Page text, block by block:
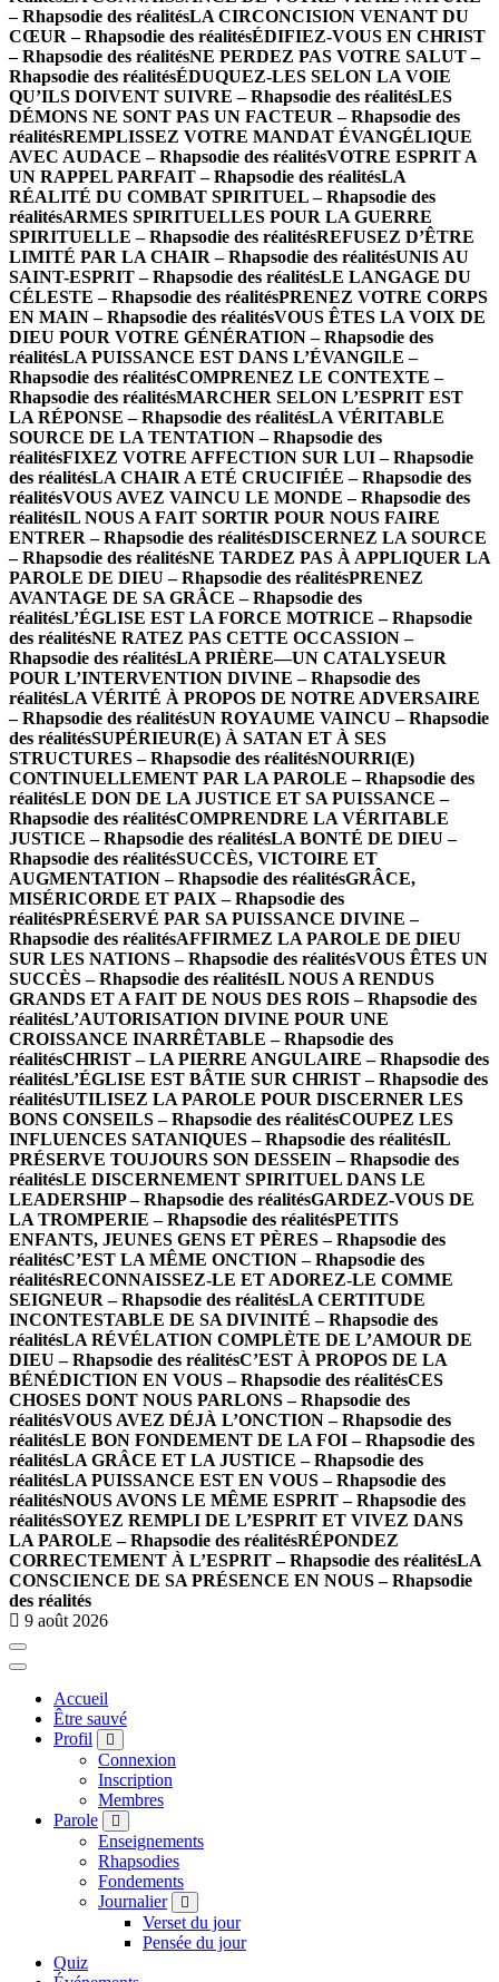
– Rhapsodie des réalitésLA CIRCONCISION VENANT DU
CŒUR – Rhapsodie des réalitésÉDIFIEZ-VOUS EN CHRIST
– Rhapsodie des réalitésNE PERDEZ PAS VOTRE SALUT –
Rhapsodie des réalitésÉDUQUEZ-LES SELON LA VOIE
QU’ILS DOIVENT SUIVRE – Rhapsodie des réalitésLES
DÉMONS NE SONT PAS UN FACTEUR – Rhapsodie des
réalitésREMPLISSEZ VOTRE MANDAT ÉVANGÉLIQUE
AVEC AUDACE – Rhapsodie des réalitésVOTRE ESPRIT A
UN RAPPEL PARFAIT – Rhapsodie des réalitésLA
RÉALITÉ DU COMBAT SPIRITUEL – Rhapsodie des
réalitésARMES SPIRITUELLES POUR LA GUERRE
SPIRITUELLE – Rhapsodie des réalitésREFUSEZ D’ÊTRE
LIMITÉ PAR LA CHAIR – Rhapsodie des réalitésUNIS AU
SAINT-ESPRIT – Rhapsodie des réalitésLE LANGAGE DU
CÉLESTE – Rhapsodie des réalitésPRENEZ VOTRE CORPS
EN MAIN – Rhapsodie des réalitésVOUS ÊTES LA VOIX DE
DIEU POUR VOTRE GÉNÉRATION – Rhapsodie des
réalitésLA PUISSANCE EST DANS L’ÉVANGILE –
Rhapsodie des réalitésCOMPRENEZ LE CONTEXTE –
Rhapsodie des réalitésMARCHER SELON L’ESPRIT EST
LA RÉPONSE – Rhapsodie des réalitésLA VÉRITABLE
SOURCE DE LA TENTATION – Rhapsodie des
réalitésFIXEZ VOTRE AFFECTION SUR LUI – Rhapsodie
des réalitésLA CHAIR A ETÉ CRUCIFIÉE – Rhapsodie des
réalitésVOUS AVEZ VAINCU LE MONDE – Rhapsodie des
réalitésIL NOUS A FAIT SORTIR POUR NOUS FAIRE
ENTRER – Rhapsodie des réalitésDISCERNEZ LA SOURCE
– Rhapsodie des réalitésNE TARDEZ PAS À APPLIQUER LA
PAROLE DE DIEU – Rhapsodie des réalitésPRENEZ
AVANTAGE DE SA GRÂCE – Rhapsodie des
réalitésL’ÉGLISE EST LA FORCE MOTRICE – Rhapsodie
des réalitésNE RATEZ PAS CETTE OCCASSION –
Rhapsodie des réalitésLA PRIÈRE—UN CATALYSEUR
POUR L’INTERVENTION DIVINE – Rhapsodie des
réalitésLA VÉRITÉ À PROPOS DE NOTRE ADVERSAIRE
– Rhapsodie des réalitésUN ROYAUME VAINCU – Rhapsodie
des réalitésSUPÉRIEUR(E) À SATAN ET À SES
STRUCTURES – Rhapsodie des réalitésNOURRI(E)
CONTINUELLEMENT PAR LA PAROLE – Rhapsodie des
réalitésLE DON DE LA JUSTICE ET SA PUISSANCE –
Rhapsodie des réalitésCOMPRENDRE LA VÉRITABLE
JUSTICE – Rhapsodie des réalitésLA BONTÉ DE DIEU –
Rhapsodie des réalitésSUCCÈS, VICTOIRE ET
AUGMENTATION – Rhapsodie des réalitésGRÂCE,
MISÉRICORDE ET PAIX – Rhapsodie des
réalitésPRÉSERVÉ PAR SA PUISSANCE DIVINE –
Rhapsodie des réalitésAFFIRMEZ LA PAROLE DE DIEU
SUR LES NATIONS – Rhapsodie des réalitésVOUS ÊTES UN
SUCCÈS – Rhapsodie des réalitésIL NOUS A RENDUS
GRANDS ET A FAIT DE NOUS DES ROIS – Rhapsodie des
réalitésL’AUTORISATION DIVINE POUR UNE
CROISSANCE INARRÊTABLE – Rhapsodie des
réalitésCHRIST – LA PIERRE ANGULAIRE – Rhapsodie des
réalitésL’ÉGLISE EST BÂTIE SUR CHRIST – Rhapsodie des
réalitésUTILISEZ LA PAROLE POUR DISCERNER LES
BONS CONSEILS – Rhapsodie des réalitésCOUPEZ LES
INFLUENCES SATANIQUES – Rhapsodie des réalitésIL
PRÉSERVE TOUJOURS SON DESSEIN – Rhapsodie des
réalitésLE DISCERNEMENT SPIRITUEL DANS LE
LEADERSHIP – Rhapsodie des réalitésGARDEZ-VOUS DE
LA TROMPERIE – Rhapsodie des réalitésPETITS
ENFANTS, JEUNES GENS ET PÈRES – Rhapsodie des
réalitésC’EST LA MÊME ONCTION – Rhapsodie des
réalitésRECONNAISSEZ-LE ET ADOREZ-LE COMME
SEIGNEUR – Rhapsodie des réalitésLA CERTITUDE
INCONTESTABLE DE SA DIVINITÉ – Rhapsodie des
réalitésLA RÉVÉLATION COMPLÈTE DE L’AMOUR DE
DIEU – Rhapsodie des réalitésC’EST À PROPOS DE LA
BÉNÉDICTION EN VOUS – Rhapsodie des réalitésCES
CHOSES DONT NOUS PARLONS – Rhapsodie des
réalitésVOUS AVEZ DÉJÀ L’ONCTION – Rhapsodie des
réalitésLE BON FONDEMENT DE LA FOI – Rhapsodie des
réalitésLA GRÂCE ET LA JUSTICE – Rhapsodie des
réalitésLA PUISSANCE EST EN VOUS – Rhapsodie des
réalitésNOUS AVONS LE MÊME ESPRIT – Rhapsodie des
réalitésSOYEZ REMPLI DE L’ESPRIT ET VIVEZ DANS
LA PAROLE – Rhapsodie des réalitésRÉPONDEZ
CORRECTEMENT À L’ESPRIT – Rhapsodie des réalitésLA
CONSCIENCE DE SA PRÉSENCE EN NOUS – Rhapsodie
des réalités
9 août 2026
Accueil
Être sauvé
Profil
Connexion
Inscription
Membres
Parole
Enseignements
Rhapsodies
Fondements
Journalier
Verset du jour
Pensée du jour
Quiz